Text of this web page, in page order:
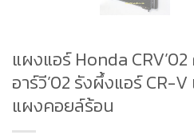
แผงแอร์ Honda
อาร์วี’02 รังผึ้งแอร์ CR-
แผงคอยล์ร้อน